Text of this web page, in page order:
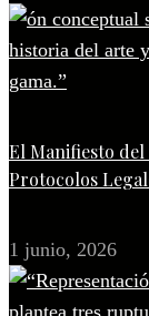
El Manifiesto
Protocolos
1 junio, 2026